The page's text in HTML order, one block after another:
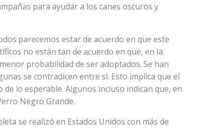
para ayudar a los canes oscuros y
parecemos estar de acuerdo en que este
no están tan de acuerdo en que, en la
probabilidad de ser adoptados. Se han
se contradicen entre sí. Esto implica que el
lo esperable. Algunos incluso indican que, en
Negro Grande.
se realizó en Estados Unidos con más de